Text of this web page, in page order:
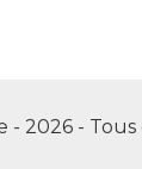
- 2026 -